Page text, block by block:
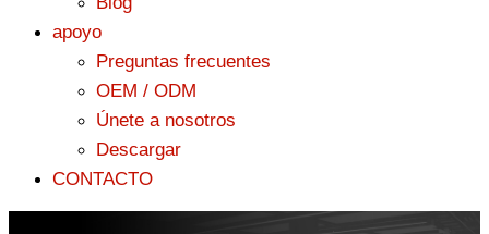
apoyo
Preguntas frecuentes
OEM / ODM
Únete a nosotros
Descargar
CONTACTO